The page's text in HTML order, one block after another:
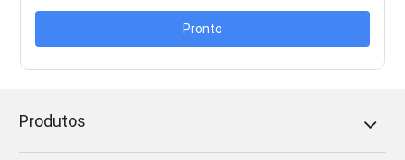
Pronto
Produtos